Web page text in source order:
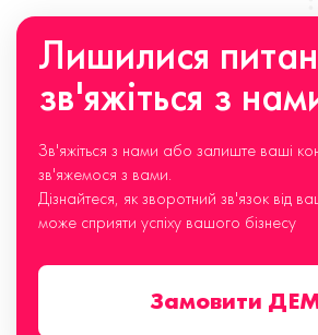
Лишилися
зв'яжіться з
Зв'яжіться з нами або залиште ваші
зв'яжемося з вами.
Дізнайтеся, як зворотний зв'язок від
може сприяти успіху вашого бізнесу
Замовити